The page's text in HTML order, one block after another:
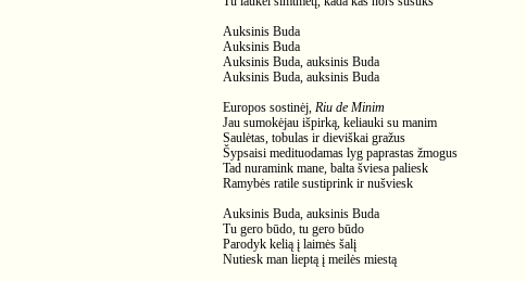
Auksinis Buda
Auksinis Buda
Auksinis Buda, auksinis Buda
Auksinis Buda, auksinis Buda
Europos sostinėj, Riu de Minim
Jau sumokėjau išpirką, keliauki su manim
Saulėtas, tobulas ir dieviškai gražus
Šypsaisi medituodamas lyg paprastas žmogus
Tad nuramink mane, balta šviesa paliesk
Ramybės ratile sustiprink ir nušviesk
Auksinis Buda, auksinis Buda
Tu gero būdo, tu gero būdo
Parodyk kelią į laimės šalį
Nutiesk man lieptą į meilės miestą